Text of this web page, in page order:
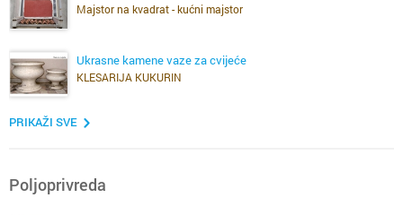
Majstor na kvadrat - kućni majstor
Ukrasne kamene vaze za cvijeće
KLESARIJA KUKURIN
PRIKAŽI SVE
Poljoprivreda